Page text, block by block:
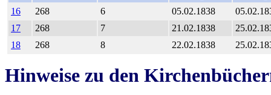
16
268 6 05.02.1838
17
268 7 21.02.1838
18
268 8 22.02.1838
Hinweise zu den